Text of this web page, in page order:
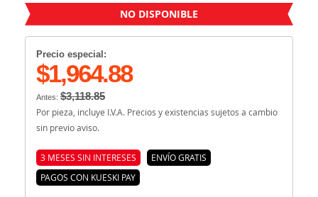
NO DISPONIBLE
Precio especial:
$1,964.88
Antes: $3,118.85
Por pieza, incluye I.V.A. Precios y existencias sujetos a cambio
sin previo aviso.
3 MESES SIN INTERESES
ENVÍO GRATIS
PAGOS CON KUESKI PAY